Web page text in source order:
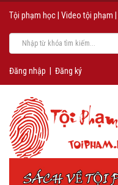
Tội phạm học Video tội phạm
Đăng nhập Đăng ký